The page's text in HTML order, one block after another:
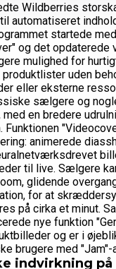
Wildberries
automatiseret
startede
og det opdaterede
mulighed for
uden
eller eksterne
sælgere og
med en bredere
Funktionen
animerede
til live. Sælgere
glidende
for at
på cirka et minut.
nye funktion
og er i
brugere med "Jam"-
indvirkning